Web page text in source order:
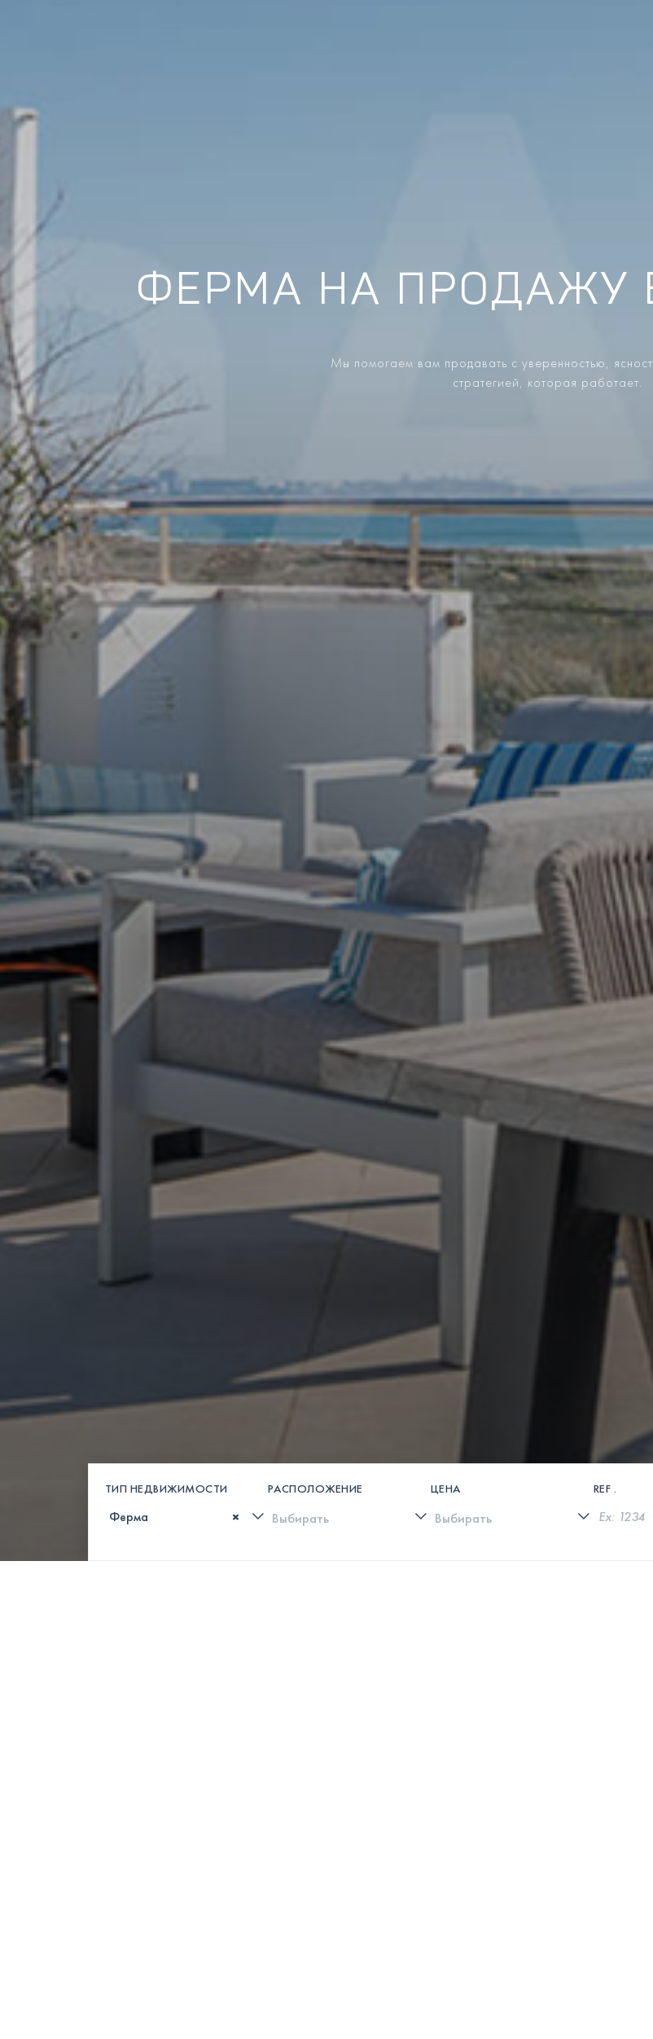
ФЕРМА НА ПРОДАЖУ В
Мы помогаем вам продавать с уверенностью,
стратегией, которая работает.
ТИП НЕДВИЖИМОСТИ
×
РАСПОЛОЖЕНИЕ ЦЕНА REF .